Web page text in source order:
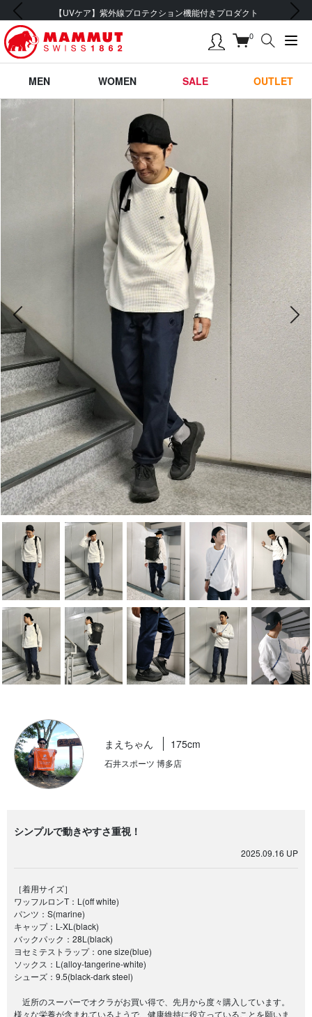
【UVケア】紫外線プロテクション機能付きプロダクト
前の画像 次の画像
0
MEN WOMEN SALE OUTLET
次
まえちゃん 175cm
石井スポーツ 博多店
シンプルで動きやすさ重視！
2025.09.16 UP
［着用サイズ］
ワッフルロンT：L(off white)
パンツ：S(marine)
キャップ：L-XL(black)
バックパック：28L(black)
ヨセミテストラップ：one size(blue)
ソックス：L(alloy-tangerine-white)
シューズ：9.5(black-dark steel)
近所のスーパーでオクラがお買い得で、先月から度々購入しています。
様々な栄養が含まれているようで、健康維持に役立っていることを願いま